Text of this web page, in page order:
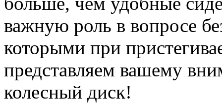
важную роль в вопросе
которыми при
представляем вашему
колесный диск!